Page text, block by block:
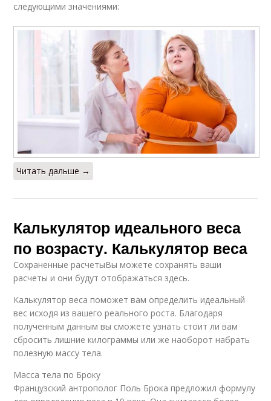
следующими значениями:
Читать дальше →
Калькулятор идеального веса
по возрасту. Калькулятор веса
Сохраненные расчетыВы можете сохранять ваши
расчеты и они будут отображаться здесь.
Калькулятор веса поможет вам определить идеальный
вес исходя из вашего реального роста. Благодаря
полученным данным вы сможете узнать стоит ли вам
сбросить лишние килограммы или же наоборот набрать
полезную массу тела.
Масса тела по Броку
Французский антрополог Поль Брока предложил формулу